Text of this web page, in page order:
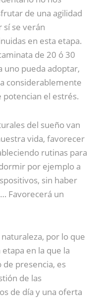
de una agilidad
sí se verán
en esta etapa.
de 20 ó 30
uno pueda adoptar,
considerablemente
potencian el estrés.
del sueño van
vida, favorecer
rutinas para
por ejemplo a
sin haber
Favorecerá un
por lo que
en la que la
de presencia, es
de las
de día y una oferta